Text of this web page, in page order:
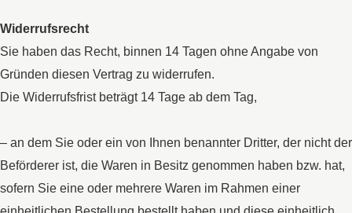
Widerrufsrecht
Sie haben das Recht, binnen 14 Tagen ohne Angabe von
Gründen diesen Vertrag zu widerrufen.
Die Widerrufsfrist beträgt 14 Tage ab dem Tag,
– an dem Sie oder ein von Ihnen benannter Dritter, der nicht der
Beförderer ist, die Waren in Besitz genommen haben bzw. hat,
sofern Sie eine oder mehrere Waren im Rahmen einer